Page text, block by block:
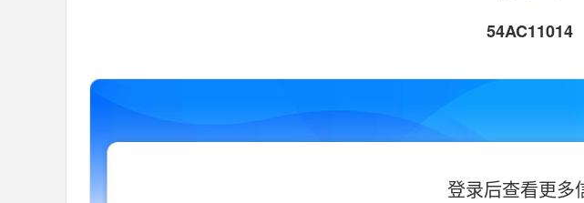
54AC11014
登录后查看更多